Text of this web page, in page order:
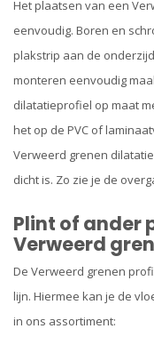
Het plaatsen van een
eenvoudig. Boren en
plakstrip aan de
monteren eenvoudig
dilatatieprofiel op maat
het op de PVC of
Verweerd grenen
dicht is. Zo zie je de
Plint of ander
Verweerd
De Verweerd grenen
lijn. Hiermee kan je de
in ons assortiment: